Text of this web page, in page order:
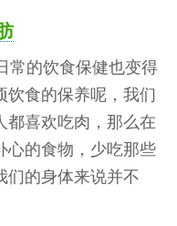
常的饮食保健也变得
饮食的保养呢，我们
都喜欢吃肉，那么在
心的食物，少吃那些
们的身体来说并不